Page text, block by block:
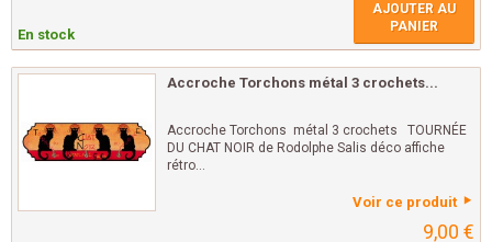
En stock
AJOUTER AU
PANIER
Accroche Torchons métal 3 crochets...
Accroche Torchons métal 3 crochets TOURNÉE
DU CHAT NOIR de Rodolphe Salis déco affiche
rétro...
Voir ce produit
9,00 €